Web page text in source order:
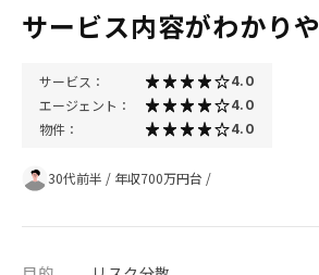
サービス内容がわかり
サービス： 4.0
エージェント： 4.0
物件： 4.0
30代前半 / 年収700万円台 /